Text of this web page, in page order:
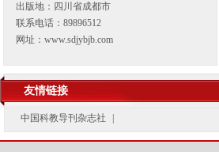
出版地：四川省成都市
联系电话：89896512
网址： www.sdjybjb.com
友情链接
中国科教导刊杂志社